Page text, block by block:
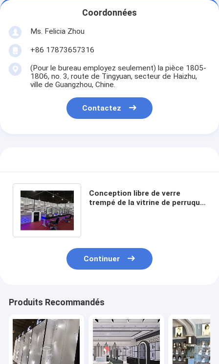
Coordonnées
Ms. Felicia Zhou
+86 17873657316
(Pour le bureau employez seulement) la pièce 1805-
1806, no. 3, route de Tingyuan, secteur de Haizhu,
ville de Guangzhou, Chine.
Contactez
Conception libre de verre
trempé de la vitrine de perruque
Continuer
Produits Recommandés